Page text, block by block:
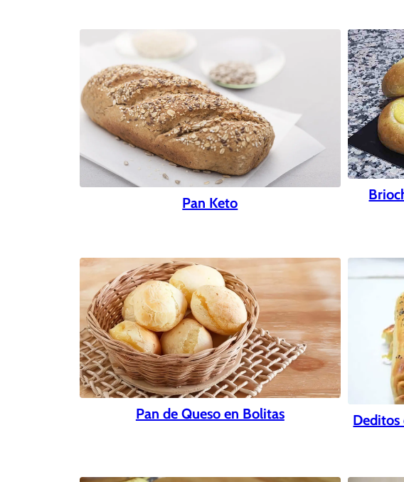
Pan Keto
Pan de Queso en Bolitas
Deditos